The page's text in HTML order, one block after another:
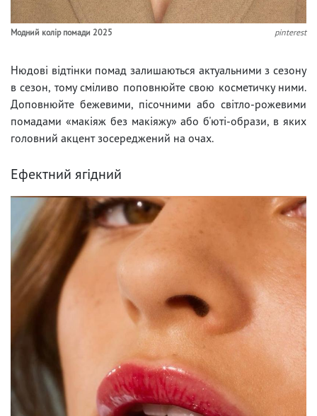
Модний колір помади 2025 pinterest
Нюдові відтінки помад залишаються актуальними з сезону
в сезон, тому сміливо поповнюйте свою косметичку ними.
Доповнюйте бежевими, пісочними або світло-рожевими
помадами «макіяж без макіяжу» або б'юті-образи, в яких
головний акцент зосереджений на очах.
Ефектний ягідний